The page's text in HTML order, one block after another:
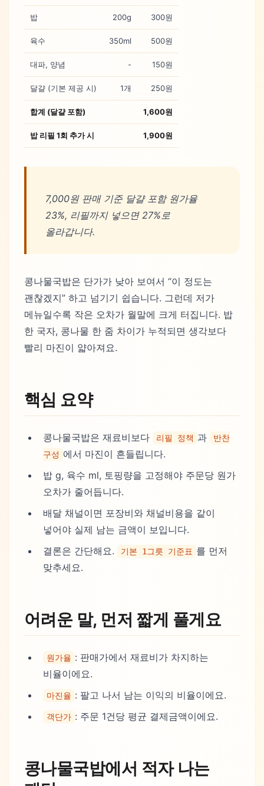
밥 200g 300원
육수 350ml 500원
대파, 양념 - 150원
달걀 (기본 제공 시) 1개 250원
합계 (달걀 포함) 1,600원
밥 리필 1회 추가 시 1,900원
7,000원 판매 기준 달걀 포함 원가율
23%, 리필까지 넣으면 27%로
올라갑니다.
콩나물국밥은 단가가 낮아 보여서 “이 정도는
괜찮겠지” 하고 넘기기 쉽습니다. 그런데 저가
메뉴일수록 작은 오차가 월말에 크게 터집니다. 밥
한 국자, 콩나물 한 줌 차이가 누적되면 생각보다
빨리 마진이 얇아져요.
핵심 요약
콩나물국밥은 재료비보다 리필 정책 과
반찬
구성 에서 마진이 흔들립니다.
밥 g, 육수 ml, 토핑량을 고정해야 주문당 원가
오차가 줄어듭니다.
배달 채널이면 포장비와 채널비용을 같이
넣어야 실제 남는 금액이 보입니다.
결론은 간단해요.
기본 1그릇 기준표 를 먼저
맞추세요.
어려운 말, 먼저 짧게 풀게요
원가율 : 판매가에서 재료비가 차지하는
비율이에요.
마진율 : 팔고 나서 남는 이익의 비율이에요.
객단가 : 주문 1건당 평균 결제금액이에요.
콩나물국밥에서 적자 나는